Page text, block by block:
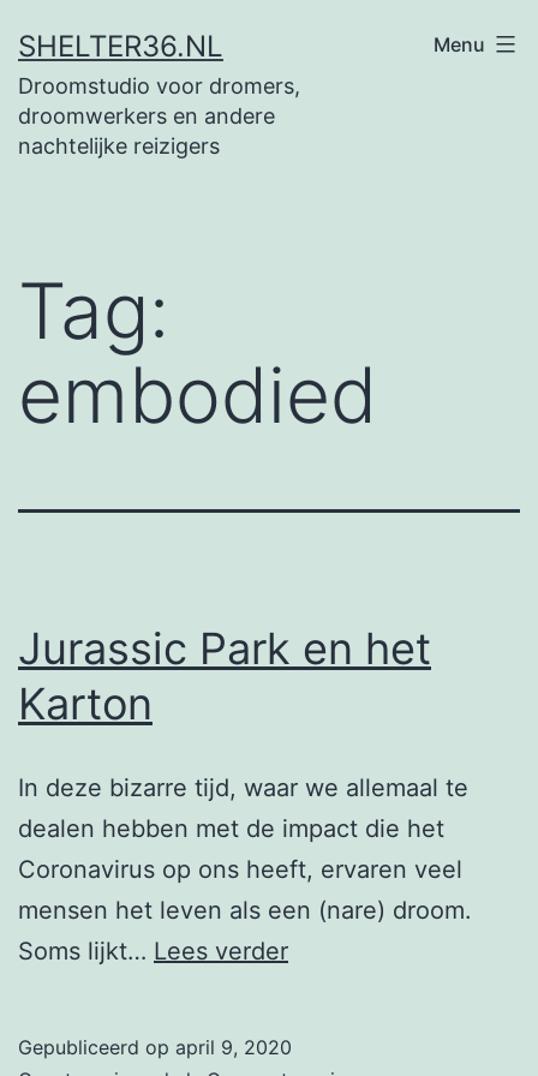
naar
de
inhoud
SHELTER36.NL
Droomstudio voor dromers,
droomwerkers en andere
nachtelijke reizigers
Menu
Tag:
embodied
Jurassic Park en het
Karton
In deze bizarre tijd, waar we allemaal te
dealen hebben met de impact die het
Coronavirus op ons heeft, ervaren veel
mensen het leven als een (nare) droom.
Soms lijkt… Lees verderJurassic
Gepubliceerd op april 9, 2020